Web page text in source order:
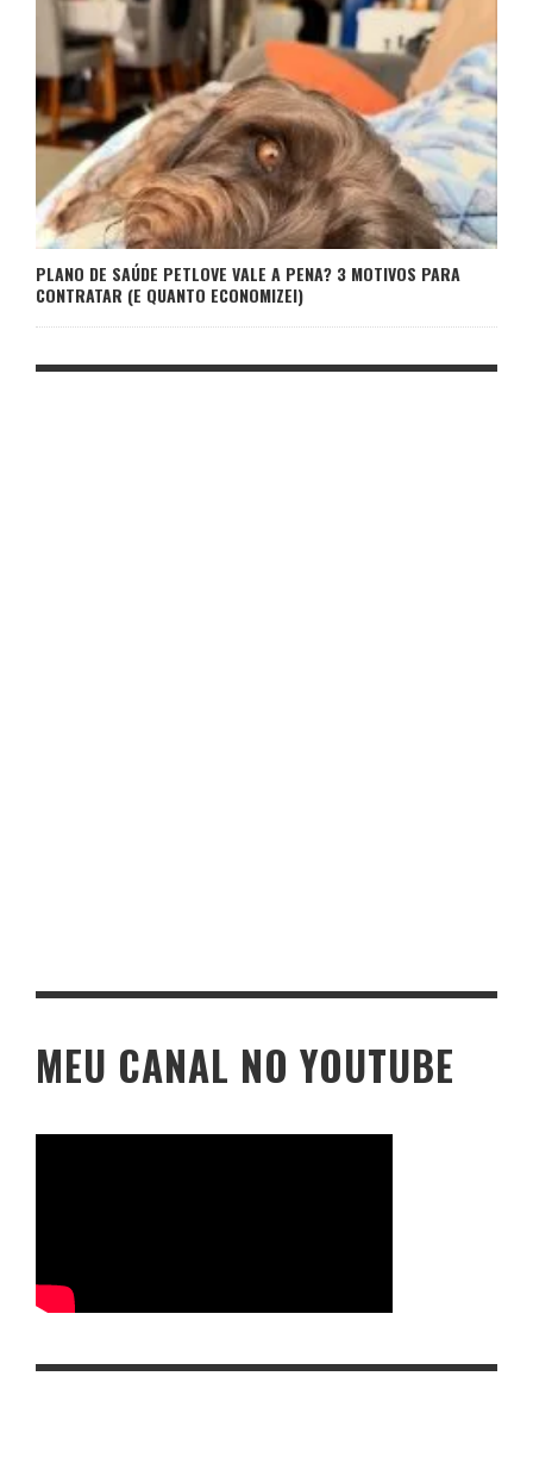
PLANO DE SAÚDE PETLOVE VALE A PENA? 3 MOTIVOS PARA
CONTRATAR (E QUANTO ECONOMIZEI)
MEU CANAL NO YOUTUBE